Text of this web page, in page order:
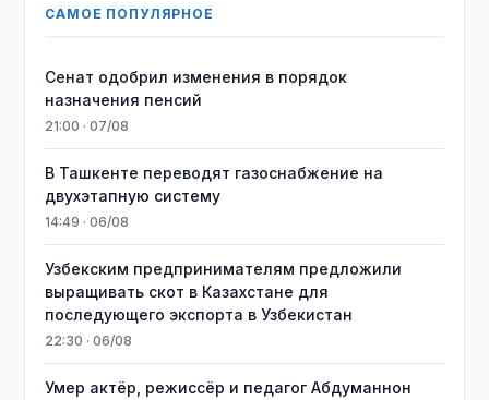
САМОЕ ПОПУЛЯРНОЕ
Сенат одобрил изменения в порядок
назначения пенсий
21:00 · 07/08
В Ташкенте переводят газоснабжение на
двухэтапную систему
14:49 · 06/08
Узбекским предпринимателям предложили
выращивать скот в Казахстане для
последующего экспорта в Узбекистан
22:30 · 06/08
Умер актёр, режиссёр и педагог Абдуманнон